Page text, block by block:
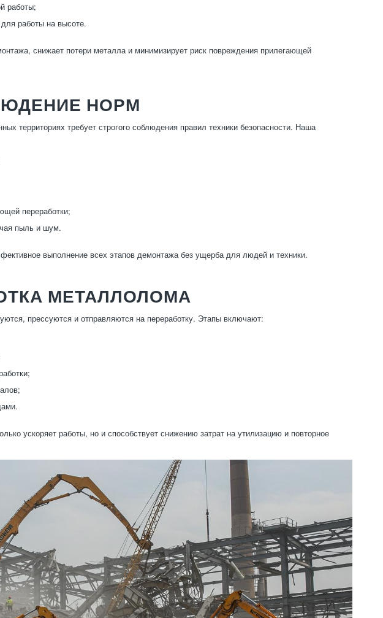
работы;
работы на высоте.
снижает потери металла и минимизирует риск повреждения прилегающей
НОРМ
территориях требует строгого соблюдения правил техники безопасности. Наша
переработки;
пыль и шум.
выполнение всех этапов демонтажа без ущерба для людей и техники.
МЕТАЛЛОЛОМА
прессуются и отправляются на переработку. Этапы включают:
ускоряет работы, но и способствует снижению затрат на утилизацию и повторное